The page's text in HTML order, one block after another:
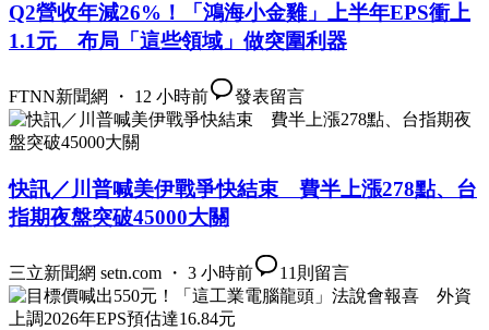
Q2營收年減26%！「鴻海小金雞」上半年EPS衝上
1.1元 布局「這些領域」做突圍利器
FTNN新聞網 ・ 12 小時前 發表留言
快訊／川普喊美伊戰爭快結束 費半上漲278點、台
指期夜盤突破45000大關
三立新聞網 setn.com ・ 3 小時前 11 則留言